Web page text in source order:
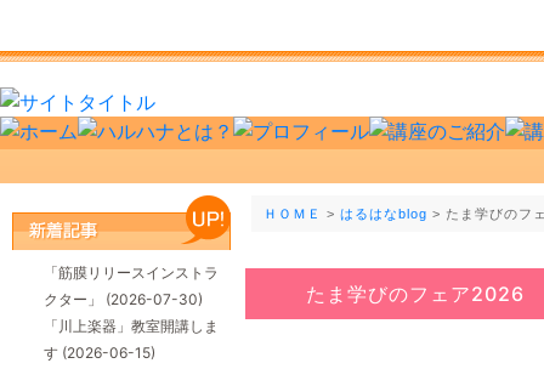
ＨＯＭＥ > はるはなblog > たま学びのフ
たま学びのフェア2026
「筋膜リリースインストラ
クター」 (2026-07-30)
「川上楽器」教室開講しま
す (2026-06-15)